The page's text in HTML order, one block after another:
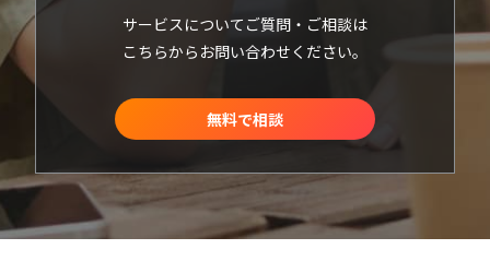
サービスについてご質問・ご相談は
こちらからお問い合わせください。
無料で相談